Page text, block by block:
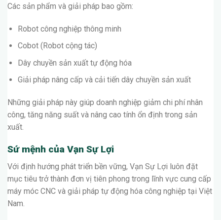
Các sản phẩm và giải pháp bao gồm:
Robot công nghiệp thông minh
Cobot (Robot cộng tác)
Dây chuyền sản xuất tự động hóa
Giải pháp nâng cấp và cải tiến dây chuyền sản xuất
Những giải pháp này giúp doanh nghiệp giảm chi phí nhân
công, tăng năng suất và nâng cao tính ổn định trong sản
xuất.
Sứ mệnh của Vạn Sự Lợi
Với định hướng phát triển bền vững, Vạn Sự Lợi luôn đặt
mục tiêu trở thành đơn vị tiên phong trong lĩnh vực cung cấp
máy móc CNC và giải pháp tự động hóa công nghiệp tại Việt
Nam.